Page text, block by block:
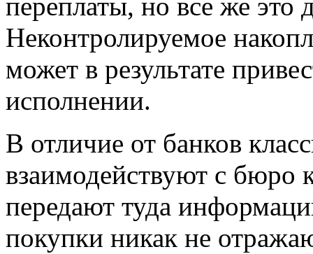
переплаты, но все же это
Неконтролируемое
может в результате
исполнении.
В отличие от банков
взаимодействуют с
передают туда
покупки никак не